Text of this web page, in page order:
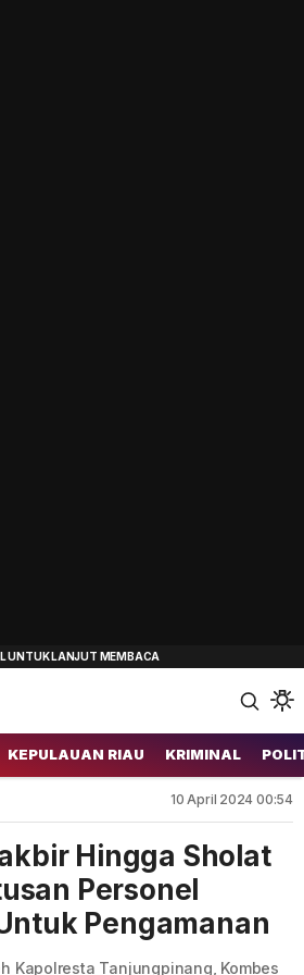
KEPULAUAN RIAU KRIMINAL
10 April 2024 00:54
Hingga Sholat
Personel
Pengamanan
Kapolresta Tanjungpinang, Kombes